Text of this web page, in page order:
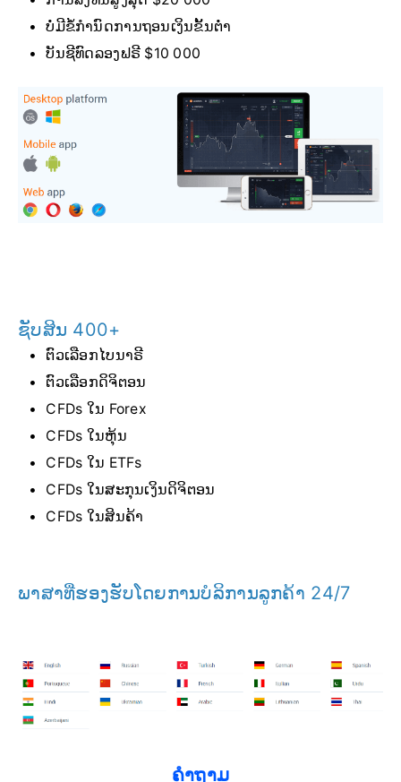
ບໍ່ມີຂໍ້ກຳນົດການຖອນເງິນຂັ້ນຕ່ຳ
ບັນຊີທົດລອງຟຣີ $10 000
ຊັບສິນ 400+
ຕົວເລືອກໄບນາຣີ
ຕົວເລືອກດິຈິຕອນ
CFDs ໃນ Forex
CFDs ໃນຫຸ້ນ
CFDs ໃນ ETFs
CFDs ໃນສະກຸນເງິນດິຈິຕອນ
CFDs ໃນສິນຄ້າ
ພາສາທີ່ຮອງຮັບໂດຍການບໍລິການລູກຄ້າ 24/7
ຄໍາຖາມ